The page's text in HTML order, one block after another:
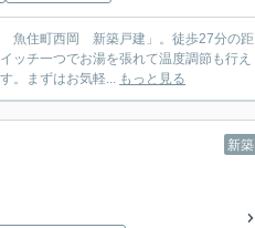
魚住町西岡 新築戸建」。徒歩27分の距
ッチ一つでお湯を張れて温度調節も行え
。まずはお気軽... もっと見る
新築